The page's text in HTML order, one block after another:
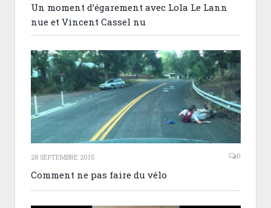
Un moment d’égarement avec Lola Le Lann
nue et Vincent Cassel nu
28 SEPTEMBRE 2015 0
Comment ne pas faire du vélo